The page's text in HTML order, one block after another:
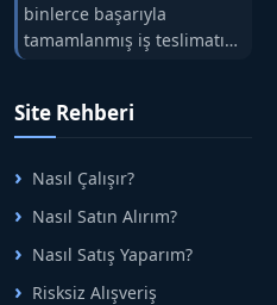
binlerce başarıyla
tamamlanmış iş teslimatını
tek çatıda buluşturuyoruz.
arasındaki süreci risksiz
alışveriş sistemi ile koruyan
ticaretin güvenli
adreslerinden birisidir.
Site Rehberi
Nasıl Çalışır?
Nasıl Satın Alırım?
Nasıl Satış Yaparım?
Risksiz Alışveriş